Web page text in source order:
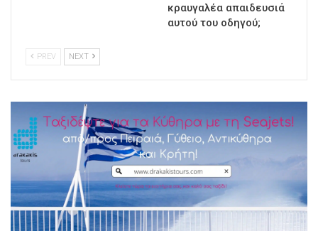
κραυγαλέα απαιδευσιά
αυτού του οδηγού;
PREV NEXT